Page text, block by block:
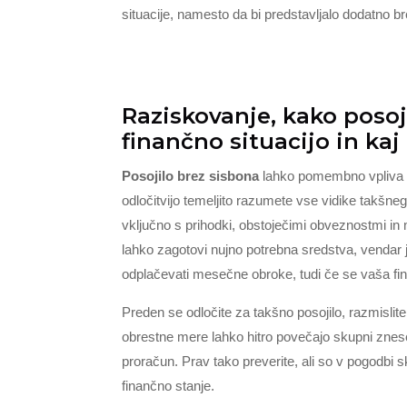
situacije, namesto da bi predstavljalo dodatno
Raziskovanje, kako
finančno situacijo in
Posojilo brez sisbona lahko pomembno
odločitvijo temeljito razumete vse vidike
vključno s prihodki, obstoječimi obveznostmi
lahko zagotovi nujno potrebna sredstva,
odplačevati mesečne obroke, tudi če se vaša
Preden se odločite za takšno posojilo,
obrestne mere lahko hitro povečajo skupni
proračun. Prav tako preverite, ali so v pogodbi
finančno stanje.